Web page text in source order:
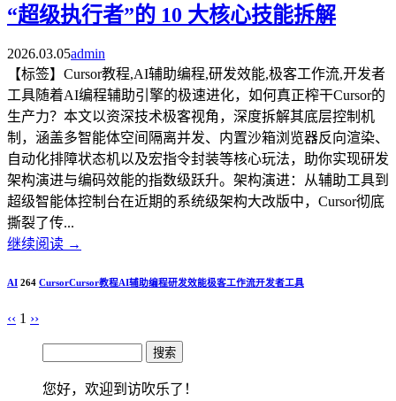
“超级执行者”的 10 大核心技能拆解
2026.03.05admin
【标签】Cursor教程,AI辅助编程,研发效能,极客工作流,开发者
工具随着AI编程辅助引擎的极速进化，如何真正榨干Cursor的
生产力？本文以资深技术极客视角，深度拆解其底层控制机
制，涵盖多智能体空间隔离并发、内置沙箱浏览器反向渲染、
自动化排障状态机以及宏指令封装等核心玩法，助你实现研发
架构演进与编码效能的指数级跃升。架构演进：从辅助工具到
超级智能体控制台在近期的系统级架构大改版中，Cursor彻底
撕裂了传...
继续阅读 →
AI 264 CursorCursor教程AI辅助编程研发效能极客工作流开发者工具
‹‹ 1 ››
您好，欢迎到访吹乐了！